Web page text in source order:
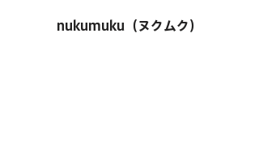
nukumuku（ヌクムク）